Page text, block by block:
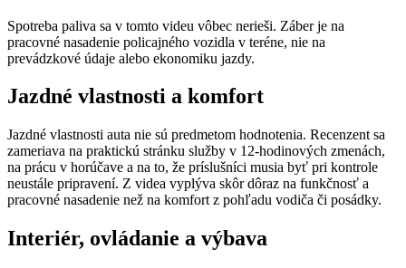
Spotreba paliva sa v tomto videu vôbec nerieši. Záber je na
pracovné nasadenie policajného vozidla v teréne, nie na
prevádzkové údaje alebo ekonomiku jazdy.
Jazdné vlastnosti a komfort
Jazdné vlastnosti auta nie sú predmetom hodnotenia. Recenzent sa
zameriava na praktickú stránku služby v 12-hodinových zmenách,
na prácu v horúčave a na to, že príslušníci musia byť pri kontrole
neustále pripravení. Z videa vyplýva skôr dôraz na funkčnosť a
pracovné nasadenie než na komfort z pohľadu vodiča či posádky.
Interiér, ovládanie a výbava